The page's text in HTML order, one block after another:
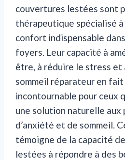
couvertures lestées sont
thérapeutique spécialisé
confort indispensable
foyers. Leur capacité à
être, à réduire le stress et
sommeil réparateur en
incontournable pour ceux
une solution naturelle aux
d’anxiété et de sommeil.
témoigne de la capacité
lestées à répondre à des